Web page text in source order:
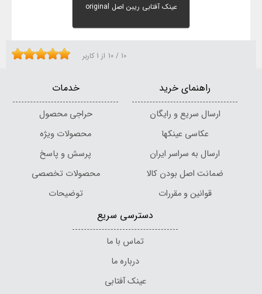
عینک آفتابی ریبن اصل original
10 / 10 از 1 کاربر
راهنمای خرید
ارسال سریع و رایگان
عکاسی عینکها
ارسال به سراسر ایران
ضمانت اصل بودن کالا
قوانین و مقررات
خدمات
حراجی محصول
محصولات ویژه
پرسش و پاسخ
محصولات تخصصی
توضیحات
دسترسی سریع
تماس با ما
درباره ما
عینک آفتابی